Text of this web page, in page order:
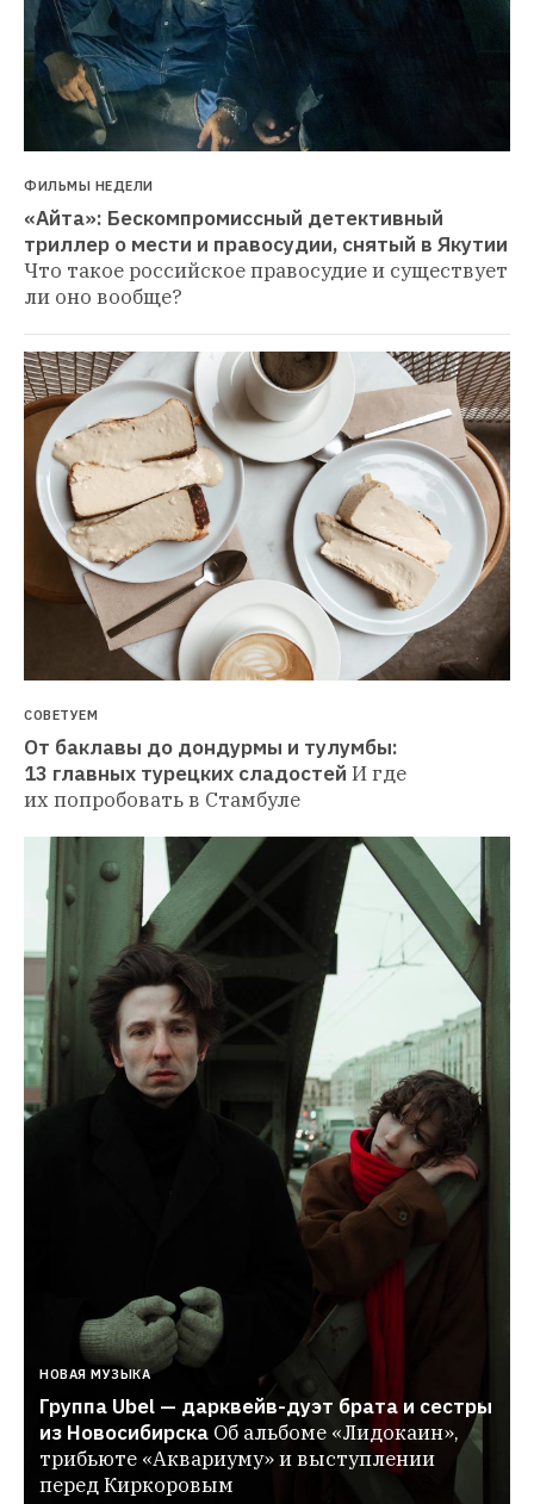
ФИЛЬМЫ НЕДЕЛИ
«Айта»: Бескомпромиссный детективный
триллер о мести и правосудии, снятый в Якутии
Что такое российское правосудие и существует
ли оно вообще?
СОВЕТУЕМ
От баклавы до дондурмы и тулумбы:
13 главных турецких сладостей И где
их попробовать в Стамбуле
НОВАЯ МУЗЫКА
Группа Ubel — дарквейв-дуэт брата и сестры
из Новосибирска Об альбоме «Лидокаин»,
трибьюте «Аквариуму» и выступлении
перед Киркоровым